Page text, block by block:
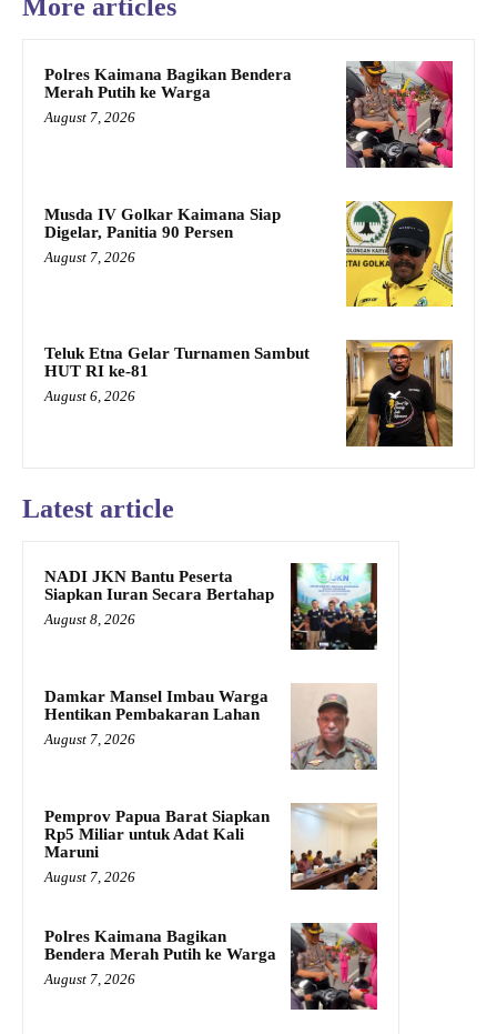
More articles
Polres Kaimana Bagikan Bendera
Merah Putih ke Warga
August 7, 2026
Musda IV Golkar Kaimana Siap
Digelar, Panitia 90 Persen
August 7, 2026
Teluk Etna Gelar Turnamen Sambut
HUT RI ke-81
August 6, 2026
Latest article
NADI JKN Bantu Peserta
Siapkan Iuran Secara Bertahap
August 8, 2026
Damkar Mansel Imbau Warga
Hentikan Pembakaran Lahan
August 7, 2026
Pemprov Papua Barat Siapkan
Rp5 Miliar untuk Adat Kali
Maruni
August 7, 2026
Polres Kaimana Bagikan
Bendera Merah Putih ke Warga
August 7, 2026